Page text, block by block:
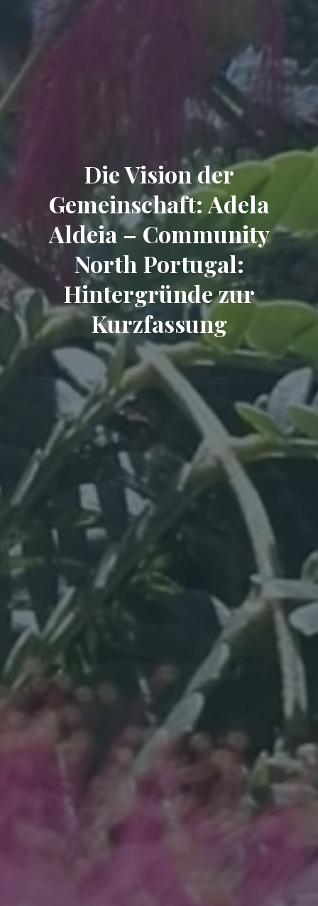
Die Vision der
Gemeinschaft: Adela
Aldeia – Community
North Portugal:
Hintergründe zur
Kurzfassung